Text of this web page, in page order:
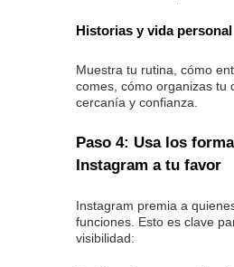
Historias y vida personal
Muestra tu rutina, cómo
comes, cómo organizas tu
cercanía y confianza.
Paso 4: Usa los
Instagram a tu favor
Instagram premia a
funciones. Esto es clave
visibilidad: